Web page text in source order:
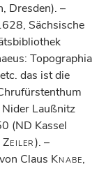
Dresden). –
Sächsische
Topographia
das ist die
Nider Laußnitz
(ND Kassel
Zeiler). –
Claus Knabe,